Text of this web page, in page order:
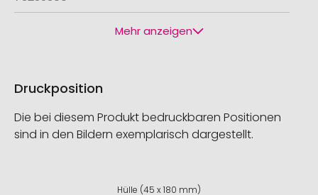
Mehr anzeigen
Druckposition
Die bei diesem Produkt bedruckbaren Positionen
sind in den Bildern exemplarisch dargestellt.
Hülle (45 x 180 mm)